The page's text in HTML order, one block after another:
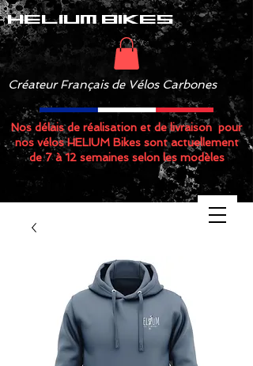
helium bikes
Créateur Français de Vélos Carbones
Nos délais de réalisation et de livraison pour
nos vélos HELIUM Bikes sont actuellement
de 7 à 12 semaines selon les modèles